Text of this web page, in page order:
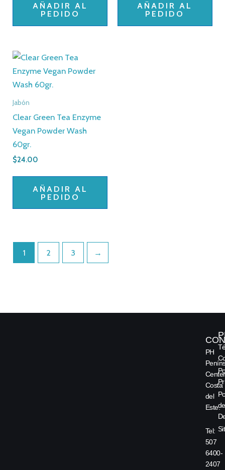
AÑADIR AL
PEDIDO
AÑADIR AL
PEDIDO
Jabón
Clear Green Tea Enzyme
Vegan Powder Wash
60gr.
$24.00
AÑADIR AL
PEDIDO
1 2 3 →
PH
Costa
del
Este.
Tel:
507
6400-
2407
de